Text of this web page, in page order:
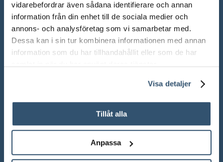
vidarebefordrar även sådana identifierare och annan
information från din enhet till de sociala medier och
annons- och analysföretag som vi samarbetar med.
Dessa kan i sin tur kombinera informationen med annan
information som du har tillhandahållit eller som de har
Visa detaljer
Tillåt alla
Anpassa
Sön: Stängt
Röda dagar: Stängt om inget annat anges
Telefon: 042 – 22 55 59
TELEFONTIDER